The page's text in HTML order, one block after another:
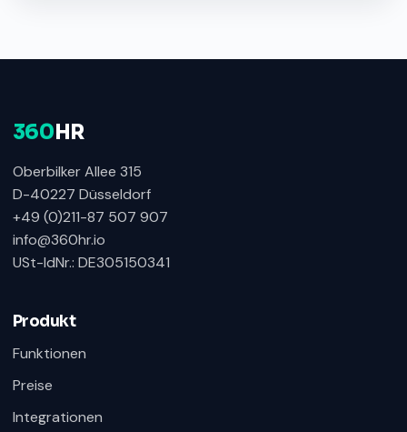
360 HR
Oberbilker Allee 315
D-40227 Düsseldorf
+49 (0)211-87 507 907
info@360hr.io
USt-IdNr.: DE305150341
Produkt
Funktionen
Preise
Integrationen
360HR Chat